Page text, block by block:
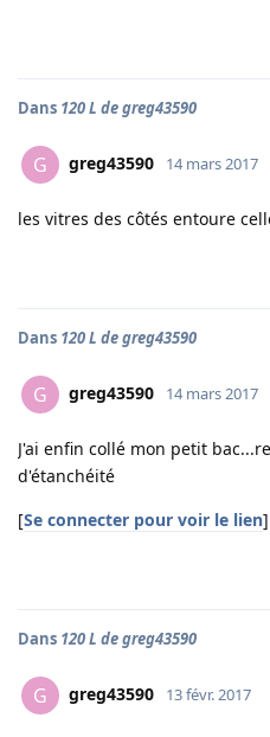
Dans 120 L de greg43590
G greg43590 14 mars 2017
les vitres des côtés entoure
Dans 120 L de greg43590
G greg43590 14 mars 2017
J'ai enfin collé mon petit
d'étanchéité
[Se connecter pour voir le lien]
Dans 120 L de greg43590
G greg43590 13 févr. 2017